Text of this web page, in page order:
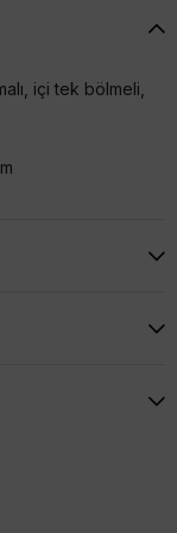
içi tek bölmeli,